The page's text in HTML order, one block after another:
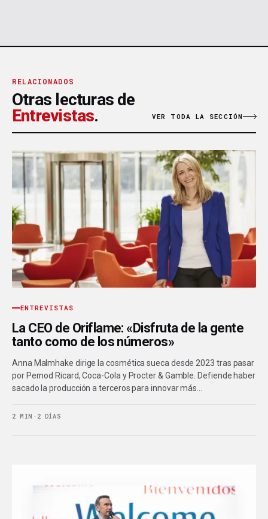
RELACIONADOS
Otras lecturas de
Entrevistas. VER TODA LA SECCIÓN
ENTREVISTAS
La CEO de Oriflame: «Disfruta de la gente
tanto como de los números»
Anna Malmhake dirige la cosmética sueca desde 2023 tras pasar
por Pernod Ricard, Coca-Cola y Procter & Gamble. Defiende haber
sacado la producción a terceros para innovar más…
2 MIN · 2 DÍAS